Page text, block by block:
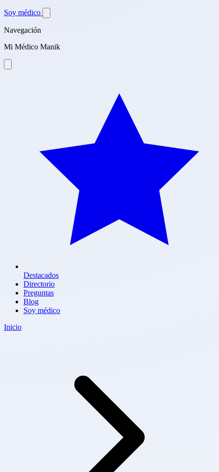
Soy médico
Navegación
Mi Médico Manik
Destacados
Directorio
Preguntas
Blog
Soy médico
Inicio